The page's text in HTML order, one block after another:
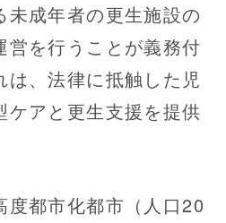
未成年者の更生施設の
営を行うことが義務付
は、法律に抵触した児
ケアと更生支援を提供
都市化都市（人口20